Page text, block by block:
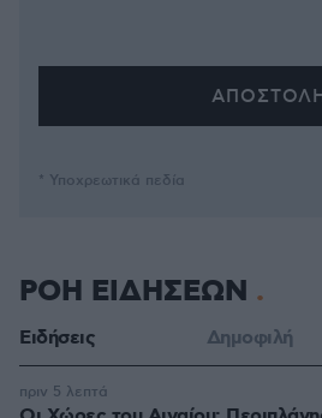
* Υποχρεωτικά πεδία
ΡΟΗ ΕΙΔΗΣΕΩΝ
Ειδήσεις Δημοφιλή
πριν 5 λεπτά